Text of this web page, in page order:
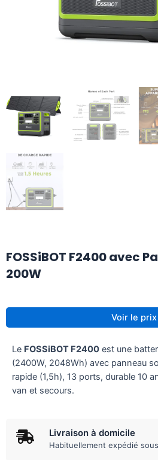
FOSSiBOT F2400 avec
200W
Voir le prix
Le FOSSiBOT F2400 est une
(2400W, 2048Wh) avec panneau
rapide (1,5h), 13 ports, durable 10
van et secours.
Livraison à domicile
Habituellement expédié